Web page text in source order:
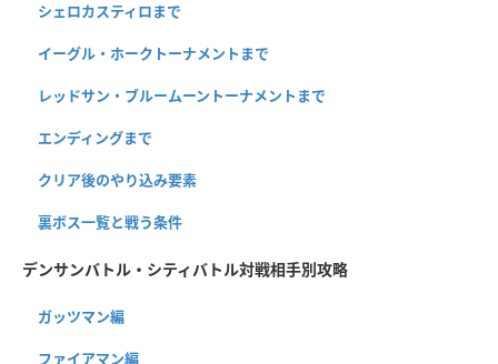
シェロカスティロまで
イーグル・ホークトーナメントまで
レッドサン・ブルームーントーナメントまで
エンディングまで
クリア後のやり込み要素
裏ボス一覧と戦う条件
デンサンバトル・シティバトル対戦相手別攻略
ガッツマン編
ファイアマン編